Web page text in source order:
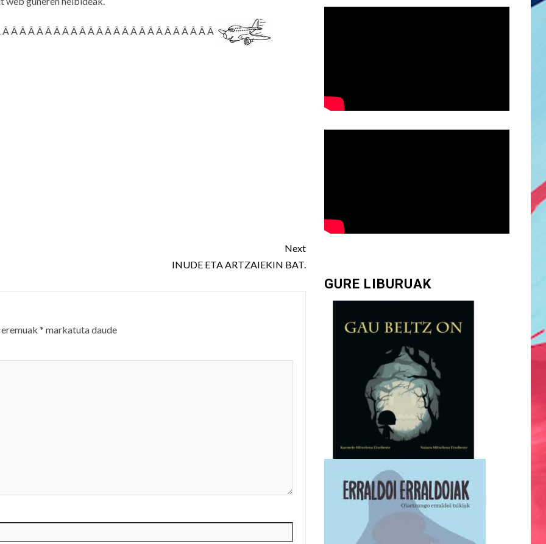
Â Â Â Â Â Â Â Â Â Â Â Â Â Â Â Â Â Â Â Â Â Â Â Â
Next
INUDE ETA ARTZAIEKIN BAT.
* markatuta daude
GURE LIBURUAK